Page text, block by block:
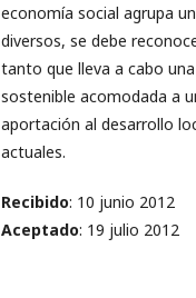
economía social agrupa
diversos, se debe
tanto que lleva a cabo
sostenible acomodada a
aportación al desarrollo
actuales.
Recibido: 10 junio 2012
Aceptado: 19 julio 2012